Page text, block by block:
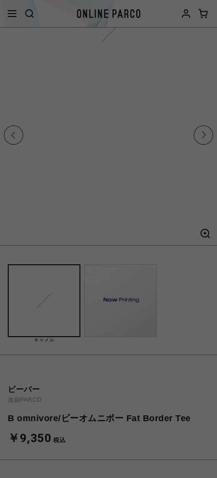
キャメル
ビーバー
池袋PARCO
B omnivore/ビーオムニボー Fat Border Tee
￥9,350 税込